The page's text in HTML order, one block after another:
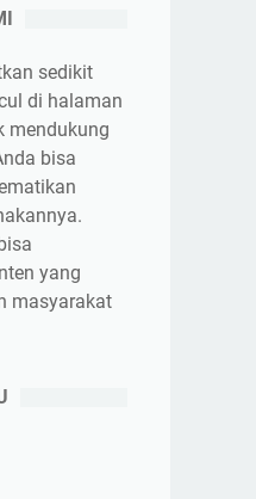
sedikit
di halaman
mendukung
bisa
yang
masyarakat